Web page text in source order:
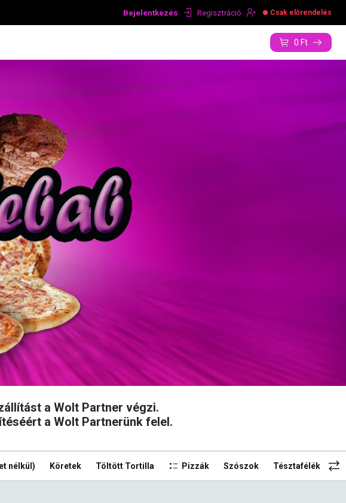
Bejelentkezés Regisztráció Csak előrendelés
0 Ft
a Wolt Partner végzi.
a Wolt Partnerünk felel.
nélkül) Köretek Töltött Tortilla Pizzák Szószok Tésztafélék